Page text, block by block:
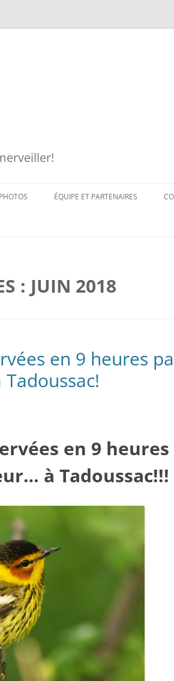
PHOTOS ÉQUIPE ET PARTENAIRES
: JUIN 2018
en 9 heures
en 9 heures
à Tadoussac!!!